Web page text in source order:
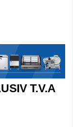
T.V.A